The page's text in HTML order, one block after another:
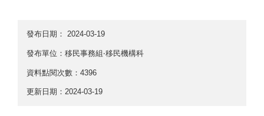
發布日期： 2024-03-19
發布單位：移民事務組‧移民機構科
資料點閱次數：4396
更新日期：2024-03-19